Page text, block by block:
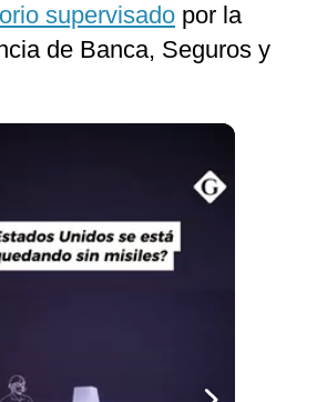
supervisado por la
de Banca, Seguros y